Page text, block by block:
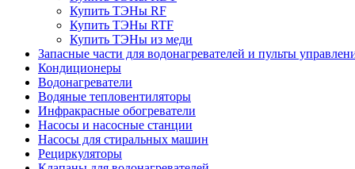
Купить ТЭНы RF
Купить ТЭНы RTF
Купить ТЭНы из меди
Запасные части для водонагревателей и пульты
Кондиционеры
Водонагреватели
Водяные тепловентиляторы
Инфракрасные обогреватели
Насосы и насосные станции
Насосы для стиральных машин
Рециркуляторы